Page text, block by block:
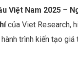
Việt Nam 2025 –
của Viet Research,
trình kiến tạo giá